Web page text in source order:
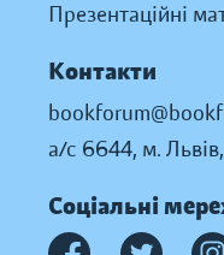
Презентаційні
Контакти
а/с 6644, м.
Соціальні